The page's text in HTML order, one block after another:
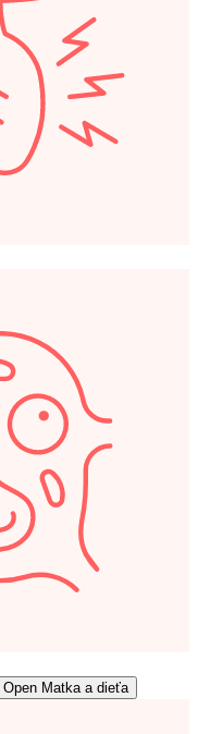
Open Matka a dieťa